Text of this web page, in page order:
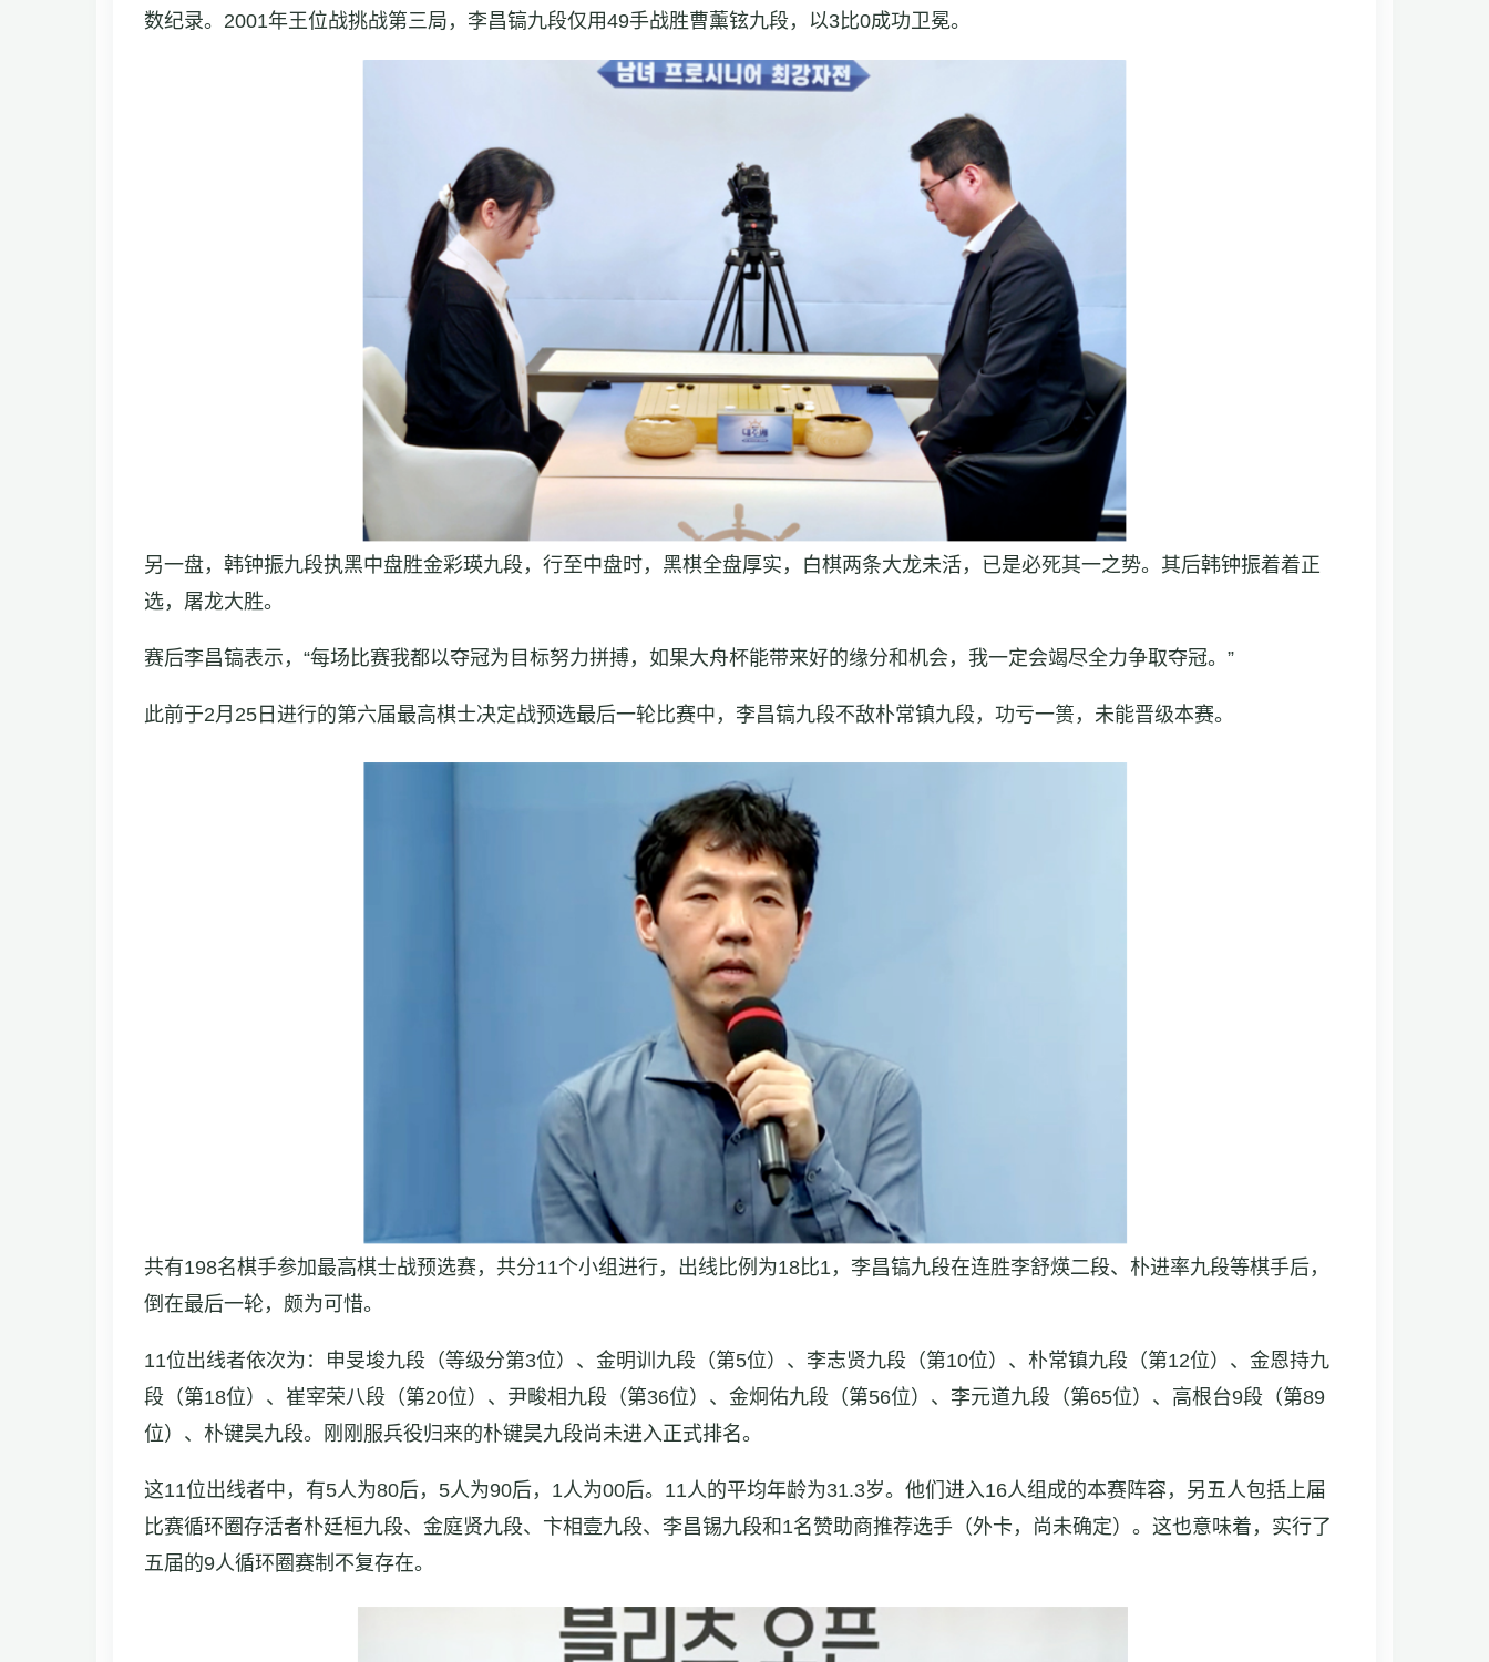
数纪录。2001年王位战挑战第三局，李昌镐九段仅用49手战胜曹薰铉九段，以3比0成功卫冕。
另一盘，韩钟振九段执黑中盘胜金彩瑛九段，行至中盘时，黑棋全盘厚实，白棋两条大龙未活，已是必死其一之势。其后韩钟振着着正
选，屠龙大胜。
赛后李昌镐表示，“每场比赛我都以夺冠为目标努力拼搏，如果大舟杯能带来好的缘分和机会，我一定会竭尽全力争取夺冠。”
此前于2月25日进行的第六届最高棋士决定战预选最后一轮比赛中，李昌镐九段不敌朴常镇九段，功亏一篑，未能晋级本赛。
共有198名棋手参加最高棋士战预选赛，共分11个小组进行，出线比例为18比1，李昌镐九段在连胜李舒煐二段、朴进率九段等棋手后，
倒在最后一轮，颇为可惜。
11位出线者依次为：申旻埈九段（等级分第3位）、金明训九段（第5位）、李志贤九段（第10位）、朴常镇九段（第12位）、金恩持九
段（第18位）、崔宰荣八段（第20位）、尹畯相九段（第36位）、金炯佑九段（第56位）、李元道九段（第65位）、高根台9段（第89
位）、朴键昊九段。刚刚服兵役归来的朴键昊九段尚未进入正式排名。
这11位出线者中，有5人为80后，5人为90后，1人为00后。11人的平均年龄为31.3岁。他们进入16人组成的本赛阵容，另五人包括上届
比赛循环圈存活者朴廷桓九段、金庭贤九段、卞相壹九段、李昌锡九段和1名赞助商推荐选手（外卡，尚未确定）。这也意味着，实行了
五届的9人循环圈赛制不复存在。